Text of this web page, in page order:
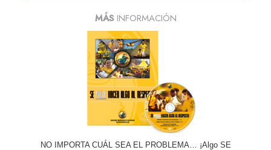
MÁSINFORMACIÓN
NO IMPORTA CUÁL SEA EL PROBLEMA… ¡Algo SE